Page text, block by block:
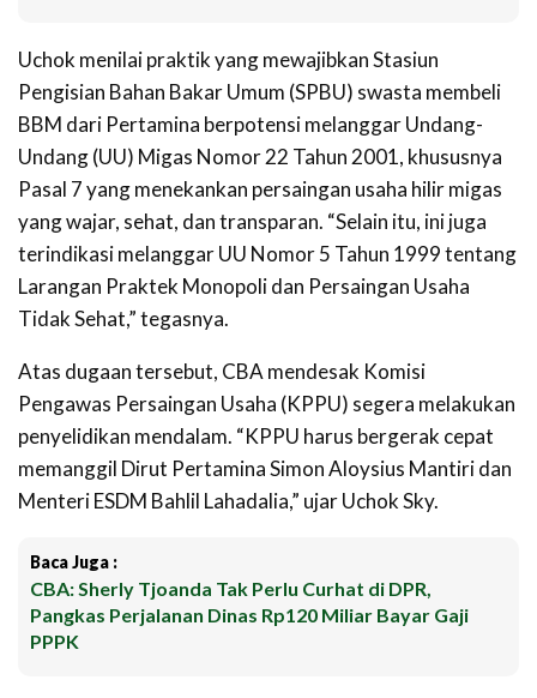
Uchok menilai praktik yang mewajibkan Stasiun
Pengisian Bahan Bakar Umum (SPBU) swasta membeli
BBM dari Pertamina berpotensi melanggar Undang-
Undang (UU) Migas Nomor 22 Tahun 2001, khususnya
Pasal 7 yang menekankan persaingan usaha hilir migas
yang wajar, sehat, dan transparan. “Selain itu, ini juga
terindikasi melanggar UU Nomor 5 Tahun 1999 tentang
Larangan Praktek Monopoli dan Persaingan Usaha
Tidak Sehat,” tegasnya.
Atas dugaan tersebut, CBA mendesak Komisi
Pengawas Persaingan Usaha (KPPU) segera melakukan
penyelidikan mendalam. “KPPU harus bergerak cepat
memanggil Dirut Pertamina Simon Aloysius Mantiri dan
Menteri ESDM Bahlil Lahadalia,” ujar Uchok Sky.
Baca Juga :
CBA: Sherly Tjoanda Tak Perlu Curhat di DPR,
Pangkas Perjalanan Dinas Rp120 Miliar Bayar Gaji
PPPK